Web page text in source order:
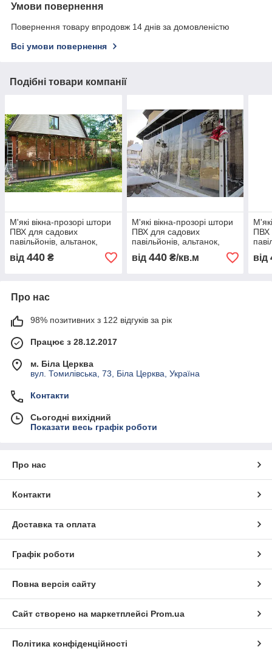
Умови повернення
Повернення товару впродовж 14 днів за домовленістю
Всі умови повернення
Подібні товари компанії
М'які вікна-прозорі штори
ПВХ для садових
павільйонів, альтанок,
терас
від 440 ₴
М'які вікна-прозорі штори
ПВХ для садових
павільйонів, альтанок,
терас
від 440₴/кв.м
ПВХ
від
Про нас
98% позитивних з 122 відгуків за рік
Працює з 28.12.2017
м. Біла Церква
вул. Томилівська, 73, Біла Церква, Україна
Контакти
Сьогодні вихідний
Показати весь графік роботи
Про нас
Контакти
Доставка та оплата
Графік роботи
Повна версія сайту
Сайт створено на маркетплейсі Prom.ua
Політика конфіденційності